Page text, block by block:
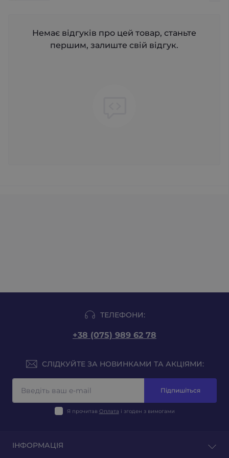
Немає відгуків про цей товар, станьте
першим, залиште свій відгук.
ТЕЛЕФОНИ:
+38 (075) 989 62 78
СЛІДКУЙТЕ ЗА НОВИНКАМИ ТА АКЦІЯМИ:
Підпишіться
Я прочитав Оплата і згоден з вимогами
ІНФОРМАЦІЯ